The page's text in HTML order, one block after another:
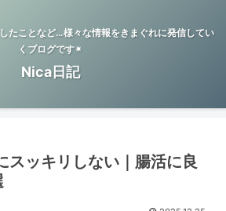
たことなど…様々な情報をきまぐれに発信してい
くブログです✴︎
Nica日記
スッキリしない｜腸活に良